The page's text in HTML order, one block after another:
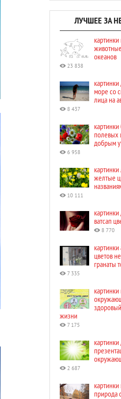
ЛУЧШЕЕ ЗА
океанов
23 838
море со
лица на
8 437
картинки
полевых
добрым
6 958
желтые
10 111
картинки
ватсап
8 770
картинки
цветов
гранаты
7 335
жизни
7 175
2 687
природа